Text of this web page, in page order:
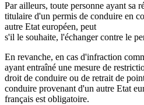
Par ailleurs, toute personne ayant sa
titulaire d'un permis de conduire en
autre Etat européen, peut
s'il le souhaite, l'échanger contre le
En revanche, en cas d'infraction
ayant entraîné une mesure de
droit de conduire ou de retrait de
conduire provenant d'un autre Etat
français est obligatoire.